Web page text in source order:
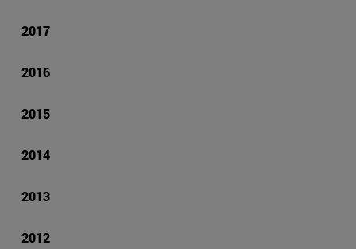
2017
2016
2015
2014
2013
2012